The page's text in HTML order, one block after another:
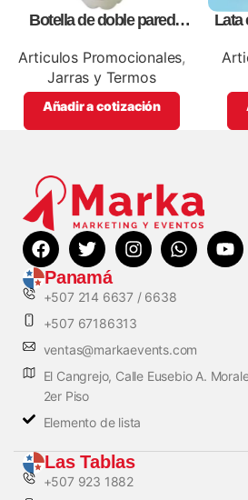
Botella de doble pared
promocionales
Articulos Promocionales,
Jarras y Termos
Añadir a cotización
Lata
Panamá
+507 214 6637 / 6638
+507 67186313
ventas@markaevents.com
El Cangrejo, Calle Eusebio A.
2er Piso
Elemento de lista
Las Tablas
+507 923 1882